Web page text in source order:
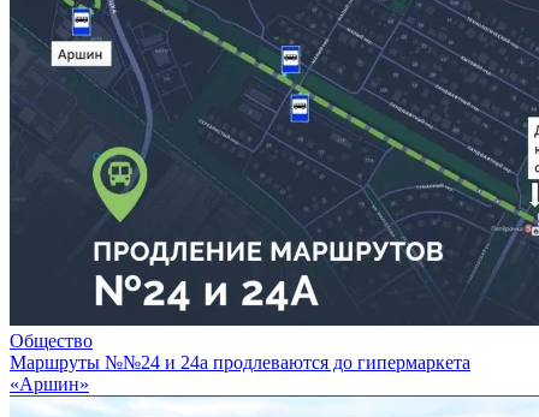
Общество
Маршруты №№24 и 24а продлеваются до гипермаркета
«Аршин»